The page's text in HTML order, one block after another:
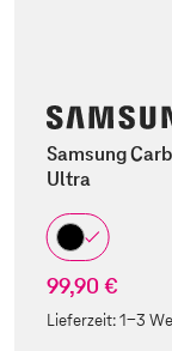
Samsung
Ultra
99,90 €
Lieferzeit:1-3